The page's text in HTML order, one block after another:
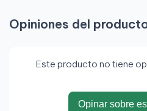
Opiniones del
Este producto no tiene
Opinar sobre